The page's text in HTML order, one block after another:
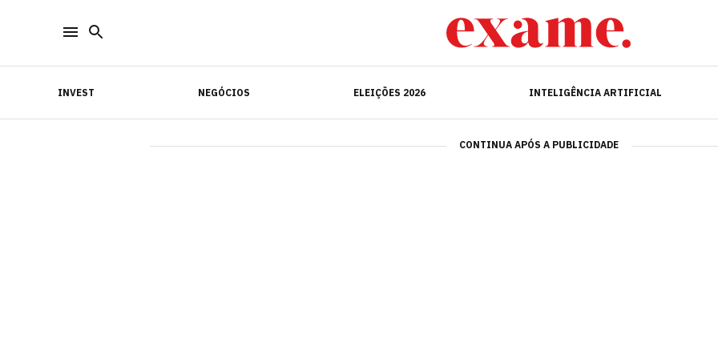
INVEST NEGÓCIOS ELEIÇÕES 2026 INTELIGÊNCIA ARTIFICIAL
INVEST INTELIGÊNCIA ARTIFICIAL
CONTINUA APÓS A PUBLICIDADE